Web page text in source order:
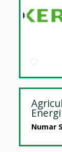
Numar